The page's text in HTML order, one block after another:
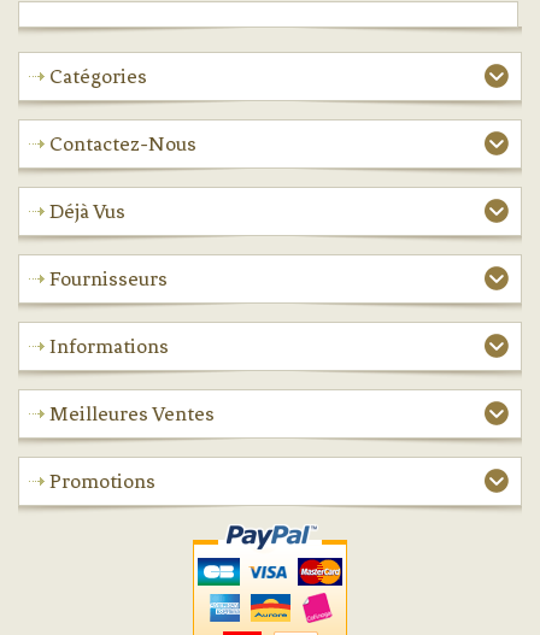
Catégories
Contactez-Nous
Déjà Vus
Fournisseurs
Informations
Meilleures Ventes
Promotions